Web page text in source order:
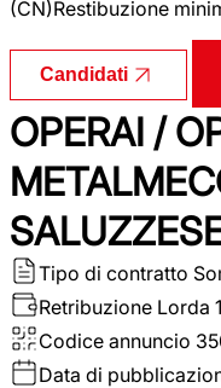
(CN)Restibuzione
Candidati
OPERAI /
Tipo di contratto
Retribuzione Lorda
Codice annuncio
Data di